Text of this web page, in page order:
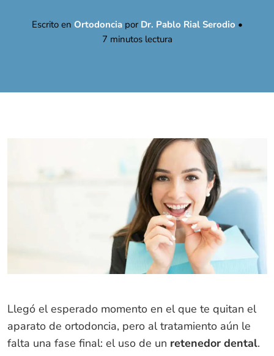
Escrito en Ortodoncia por Dr. Pablo Rial Serodio •
7 minutos lectura
Llegó el esperado momento en el que te quitan el
aparato de ortodoncia, pero al tratamiento aún le
falta una fase final: el uso de un retenedor dental.